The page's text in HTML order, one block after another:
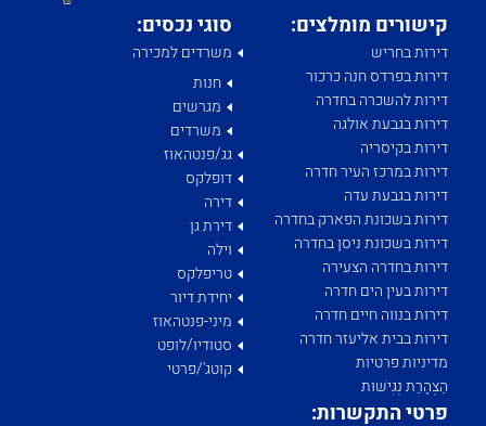
קישורים מומלצים:
דירות בחריש
דירות בפרדס חנה כרכור
דירות להשכרה בחדרה
דירות בגבעת אולגה
דירות בקיסריה
דירות במרכז העיר חדרה
דירות בגבעת עדה
דירות בשכונת הפארק בחדרה
דירות בשכונת ניסן בחדרה
דירות בחדרה הצעירה
דירות בעין הים חדרה
דירות בנווה חיים חדרה
דירות בבית אליעזר חדרה
מדיניות פרטיות
הַצְהָרַת נְגִישׁוּת
סוגי נכסים:
משרדים למכירה
חנות
מגרשים
משרדים
גג/פנטהאוז
דופלקס
דירה
דירת גן
וילה
טריפלקס
יחידת דיור
מיני-פנטהאוז
סטודיו/לופט
קוטג'/פרטי
פרטי התקשרות: